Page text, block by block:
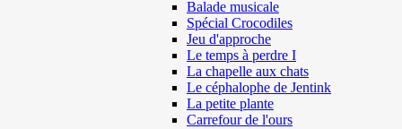
Balade musicale
Spécial Crocodiles
Jeu d'approche
Le temps à perdre I
La chapelle aux chats
Le céphalophe de Jentink
La petite plante
Carrefour de l'ours